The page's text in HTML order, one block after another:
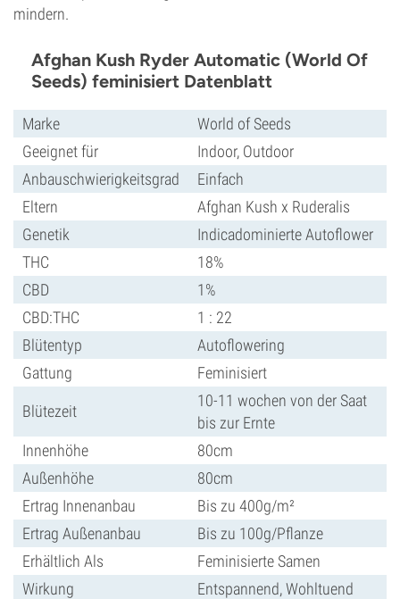
mindern.
Afghan Kush Ryder Automatic (World Of
Seeds) feminisiert Datenblatt
Marke
World of Seeds
Geeignet für
Indoor, Outdoor
Anbauschwierigkeitsgrad
Einfach
Eltern
Afghan Kush x Ruderalis
Genetik
Indicadominierte Autoflower
THC
18%
CBD
1%
CBD:THC
1 : 22
Blütentyp
Autoflowering
Gattung
Feminisiert
Blütezeit
10-11 wochen von der Saat
bis zur Ernte
Innenhöhe
80cm
Außenhöhe
80cm
Ertrag Innenanbau
Bis zu 400g/m²
Ertrag Außenanbau
Bis zu 100g/Pflanze
Erhältlich Als
Feminisierte Samen
Wirkung
Entspannend, Wohltuend